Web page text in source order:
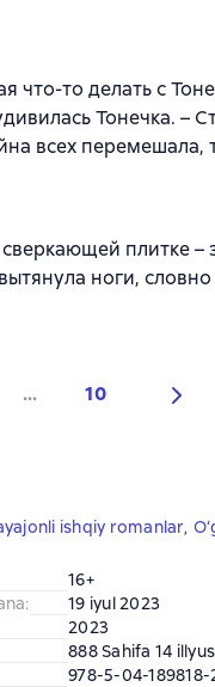
что-то делать с
Тонечка. –
всех
плитке –
ноги, словно
... 10
ishqiy romanlar,
16+
:
19 iyul 2023
2023
888 Sahifa 14
978-5-04-189818-